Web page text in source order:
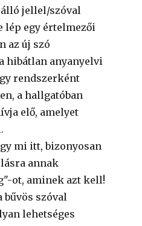
jellel/szóval
lép egy értelmezői
az új szó
hibátlan anyanyelvi
rendszerként
a hallgatóban
elő, amelyet
mi itt, bizonyosan
annak
ot, aminek azt kell!
bűvös szóval
lehetséges